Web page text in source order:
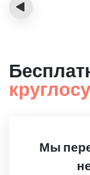
‹
Мы